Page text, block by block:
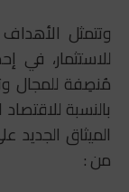
وتتمثل
للاستثمار، في
مُنصِفة للمجال
بالنسبة
الميثاق الجديد
من :